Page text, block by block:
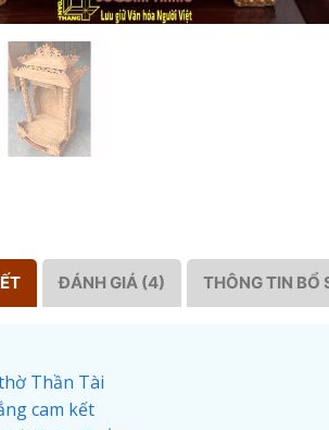
ĐÁNH GIÁ (4) THÔNG TIN BỔ
Thần Tài
cam kết